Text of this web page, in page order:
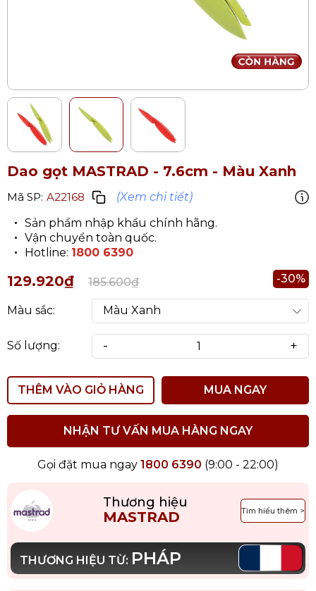
Dao gọt MASTRAD - 7.6cm - Màu Xanh
Mã SP: A22168
(Xem chi tiết)
Sản phẩm nhập khẩu chính hãng.
Vận chuyển toàn quốc.
Hotline: 1800 6390
129.920₫ 185.600₫ -30%
Màu sắc:
Số lượng: - +
THÊM VÀO GIỎ HÀNG MUA NGAY
NHẬN TƯ VẤN MUA HÀNG NGAY
Gọi đặt mua ngay 1800 6390 (9:00 - 22:00)
Thương hiệu
MASTRAD Tìm hiểu thêm >
THƯƠNG HIỆU TỪ: PHÁP